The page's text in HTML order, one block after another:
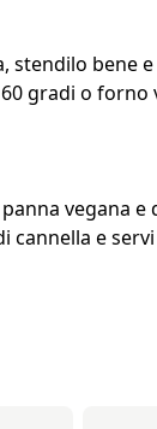
stendilo bene
gradi o forno
vegana
cannella e